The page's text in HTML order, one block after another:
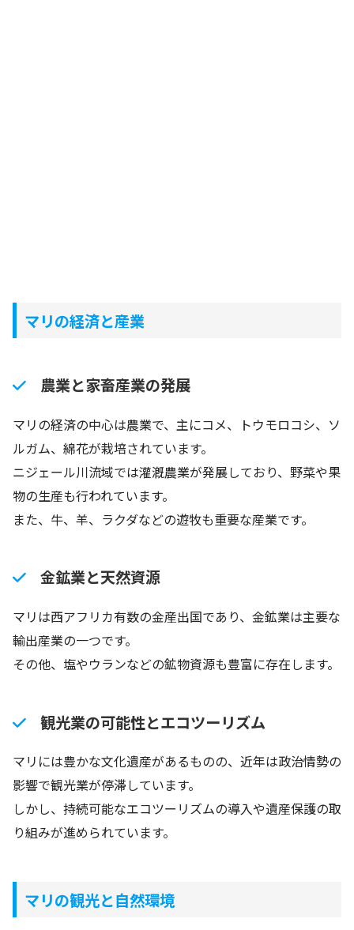
マリの経済と産業
農業と家畜産業の発展
マリの経済の中心は農業で、主にコメ、トウモロコシ、ソ
ルガム、綿花が栽培されています。
ニジェール川流域では灌漑農業が発展しており、野菜や果
物の生産も行われています。
また、牛、羊、ラクダなどの遊牧も重要な産業です。
金鉱業と天然資源
マリは西アフリカ有数の金産出国であり、金鉱業は主要な
輸出産業の一つです。
その他、塩やウランなどの鉱物資源も豊富に存在します。
観光業の可能性とエコツーリズム
マリには豊かな文化遺産があるものの、近年は政治情勢の
影響で観光業が停滞しています。
しかし、持続可能なエコツーリズムの導入や遺産保護の取
り組みが進められています。
マリの観光と自然環境